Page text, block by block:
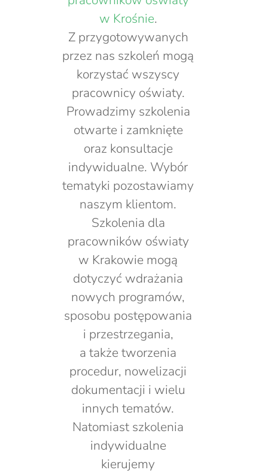
w Krośnie.
Z przygotowywanych
przez nas szkoleń mogą
korzystać wszyscy
pracownicy oświaty.
Prowadzimy szkolenia
otwarte i zamknięte
oraz konsultacje
indywidualne. Wybór
tematyki pozostawiamy
naszym klientom.
Szkolenia dla
pracowników oświaty
w Krakowie mogą
dotyczyć wdrażania
nowych programów,
sposobu postępowania
i przestrzegania,
a także tworzenia
procedur, nowelizacji
dokumentacji i wielu
innych tematów.
Natomiast szkolenia
indywidualne
kierujemy